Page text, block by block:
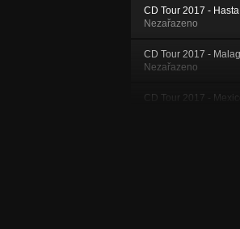
CD Tour 2017 -
Nezařazeno
CD Tour 2017 -
Nezařazeno
CD Tour 2017 -